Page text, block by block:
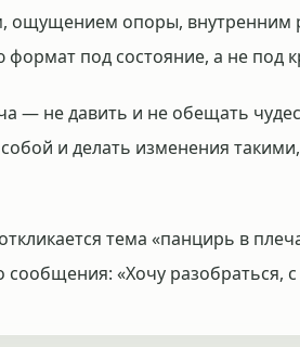
ощущением опоры, внутренним
формат под состояние, а не под
— не давить и не обещать
собой и делать изменения
тема «панцирь в
сообщения: «Хочу разобраться,